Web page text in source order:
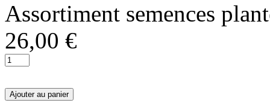
Assortiment semences
26,00 €